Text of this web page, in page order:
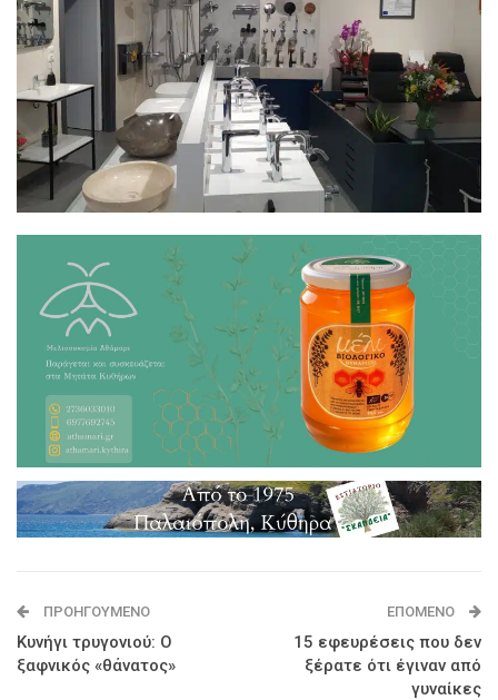
ΠΡΟΗΓΟΎΜΕΝΟ
Κυνήγι τρυγονιού: Ο
ξαφνικός «θάνατος»
ΕΠΌΜΕΝΟ
15 εφευρέσεις που δεν
ξέρατε ότι έγιναν από
γυναίκες